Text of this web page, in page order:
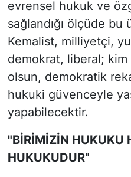
evrensel hukuk ve
sağlandığı ölçüde bu
Kemalist, milliyetçi,
demokrat, liberal;
olsun, demokratik
hukuki güvenceyle
yapabilecektir.
"BİRİMİZİN HUKUKU
HUKUKUDUR"